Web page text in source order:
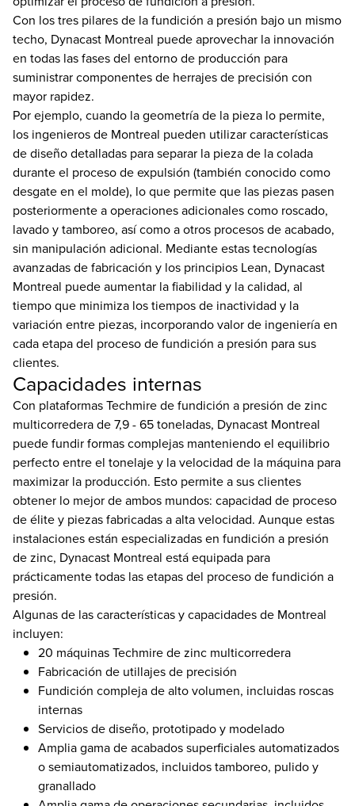
Con los tres pilares de la fundición a presión bajo un mismo
techo, Dynacast Montreal puede aprovechar la innovación
en todas las fases del entorno de producción para
suministrar componentes de herrajes de precisión con
mayor rapidez.
Por ejemplo, cuando la geometría de la pieza lo permite,
los ingenieros de Montreal pueden utilizar características
de diseño detalladas para separar la pieza de la colada
durante el proceso de expulsión (también conocido como
desgate en el molde), lo que permite que las piezas pasen
posteriormente a operaciones adicionales como roscado,
lavado y tamboreo, así como a otros procesos de acabado,
sin manipulación adicional. Mediante estas tecnologías
avanzadas de fabricación y los principios Lean, Dynacast
Montreal puede aumentar la fiabilidad y la calidad, al
tiempo que minimiza los tiempos de inactividad y la
variación entre piezas, incorporando valor de ingeniería en
cada etapa del proceso de fundición a presión para sus
clientes.
Capacidades internas
Con plataformas Techmire de fundición a presión de zinc
multicorredera de 7,9 - 65 toneladas, Dynacast Montreal
puede fundir formas complejas manteniendo el equilibrio
perfecto entre el tonelaje y la velocidad de la máquina para
maximizar la producción. Esto permite a sus clientes
obtener lo mejor de ambos mundos: capacidad de proceso
de élite y piezas fabricadas a alta velocidad. Aunque estas
instalaciones están especializadas en fundición a presión
de zinc, Dynacast Montreal está equipada para
prácticamente todas las etapas del proceso de fundición a
presión.
Algunas de las características y capacidades de Montreal
incluyen:
20 máquinas Techmire de zinc multicorredera
Fabricación de utillajes de precisión
Fundición compleja de alto volumen, incluidas roscas
internas
Servicios de diseño, prototipado y modelado
Amplia gama de acabados superficiales automatizados
o semiautomatizados, incluidos tamboreo, pulido y
granallado